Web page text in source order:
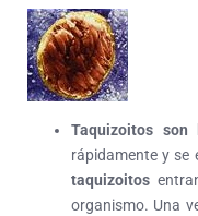
Taquizoitos son
rápidamente y se
taquizoitos
organismo. Una